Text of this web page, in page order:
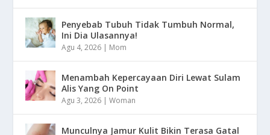
Penyebab Tubuh Tidak Tumbuh Normal,
Ini Dia Ulasannya!
Agu 4, 2026 | Mom
Menambah Kepercayaan Diri Lewat Sulam
Alis Yang On Point
Agu 3, 2026 |Woman
Munculnya Jamur Kulit Bikin Terasa Gatal